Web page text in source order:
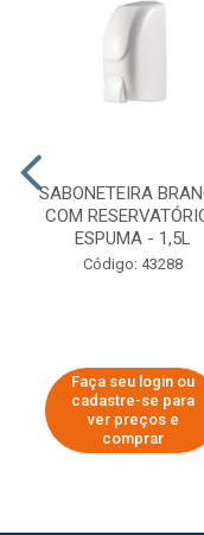
SABONETEIRA
COM
ESPUMA - 1,5L
Código: 43288
Faça seu login ou
cadastre-se para
ver preços e
comprar